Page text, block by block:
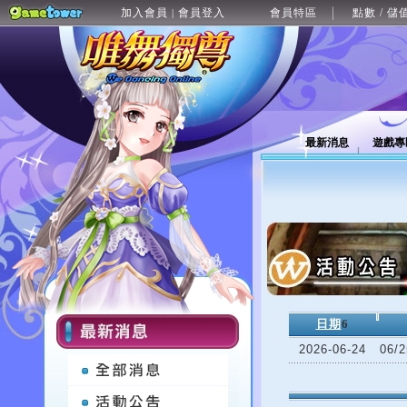
加入會員 | 會員登入 會員特區 點數 / 儲
最新消息 遊戲
日期 6
2026-06-24
06/